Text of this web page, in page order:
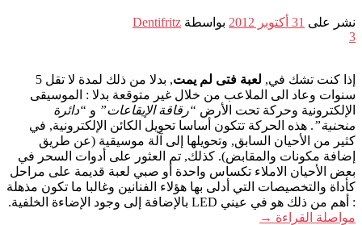
نشر على 31 أكتوبر 2012 بواسطة Dentifritz
3
إذا كنت تشك في, لعبة فتى لم يمت
, بدلا من ذلك لمدة لا تقل 5
سنوات وعاد الى الملاعب من خلال غير متوقعة بدلا : الموسيقى
الإلكترونية وحركة تحت الأرض “رقاقة الإيقاعات” و “دائرة
منحنية”. هذه الحركة تتكون أساسا تحويل الكائن الإلكترونية, في
كثير من الأحيان السابق, وتحويلها إلى آلة موسيقية (عن طريق
إضافة مكونات والمقابض). كذلك, تم العثور على أدوات السحر في
بعض الأحيان الاملاء تكساس واحدة أو صبي لعبة قديمة على مراحل
كأداة والتخصيصات التي أدلى بها هؤلاء الفنانين وغالبا ما تكون مذهلة
: أهم من ذلك هو في عيني LED بالإضافة إلى وجود الإضاءة الخلفية.
مواصلة القراءة →